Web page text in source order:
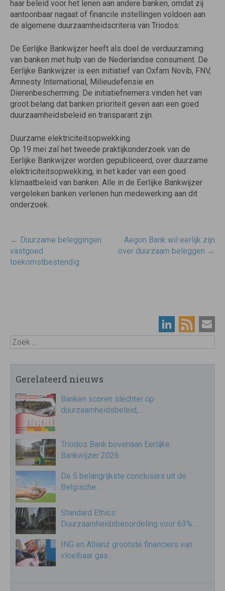
haar beleid voor het lenen aan andere banken, omdat zij
aantoonbaar nagaat of financile instellingen voldoen aan
de algemene duurzaamheidscriteria van Triodos.
De Eerlijke Bankwijzer heeft als doel de verduurzaming
van banken met hulp van de Nederlandse consument. De
Eerlijke Bankwijzer is een initiatief van Oxfam Novib, FNV,
Amnesty International, Milieudefensie en
Dierenbescherming. De initiatiefnemers vinden het van
groot belang dat banken prioriteit geven aan een goed
duurzaamheidsbeleid en transparant zijn.
Duurzame elektriciteitsopwekking
Op 19 mei zal het tweede praktijkonderzoek van de
Eerlijke Bankwijzer worden gepubliceerd, over duurzame
elektriciteitsopwekking, in het kader van een goed
klimaatbeleid van banken. Alle in de Eerlijke Bankwijzer
vergeleken banken verlenen hun medewerking aan dit
onderzoek.
Post
navigatie
← Duurzame beleggingen
vastgoed
toekomstbestendig
Aegon Bank wil eerlijk zijn
over duurzaam beleggen →
Zoek
Gerelateerd nieuws
Banken scoren slechter op
duurzaamheidsbeleid,…
Triodos Bank bovenaan Eerlijke
Bankwijzer 2026
De 5 belangrijkste conclusies uit de
Belgische…
Standard Ethics:
Duurzaamheidsbeoordeling voor 63%…
ING en Allianz grootste financiers van
vloeibaar gas…